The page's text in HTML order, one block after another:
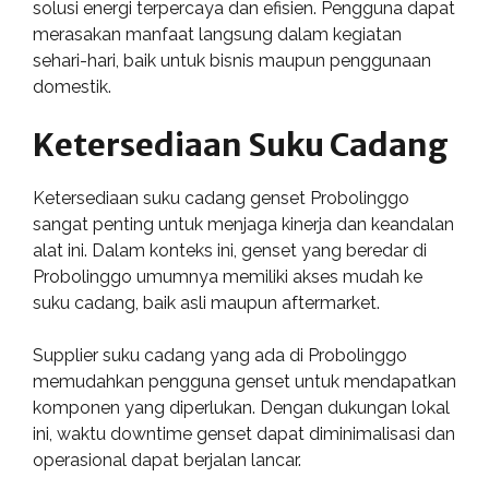
solusi energi terpercaya dan efisien. Pengguna dapat
merasakan manfaat langsung dalam kegiatan
sehari-hari, baik untuk bisnis maupun penggunaan
domestik.
Ketersediaan Suku Cadang
Ketersediaan suku cadang genset Probolinggo
sangat penting untuk menjaga kinerja dan keandalan
alat ini. Dalam konteks ini, genset yang beredar di
Probolinggo umumnya memiliki akses mudah ke
suku cadang, baik asli maupun aftermarket.
Supplier suku cadang yang ada di Probolinggo
memudahkan pengguna genset untuk mendapatkan
komponen yang diperlukan. Dengan dukungan lokal
ini, waktu downtime genset dapat diminimalisasi dan
operasional dapat berjalan lancar.